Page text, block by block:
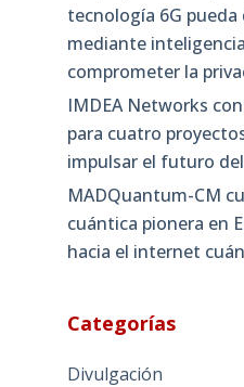
tecnología 6G
mediante
comprometer la
IMDEA Networks
para cuatro
impulsar el futuro
MADQuantum-CM
cuántica pionera en
hacia el internet
Categorías
Divulgación